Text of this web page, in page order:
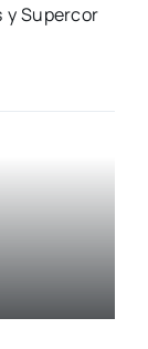
y Super­cor